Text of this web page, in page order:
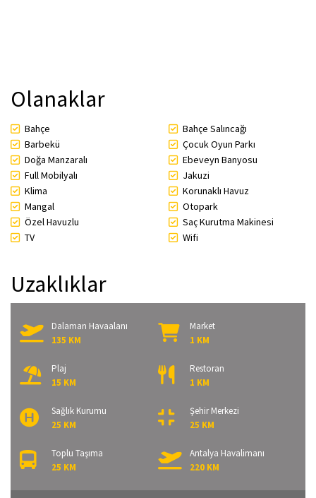
Olanaklar
Bahçe
Bahçe Salıncağı
Barbekü
Çocuk Oyun Parkı
Doğa Manzaralı
Ebeveyn Banyosu
Full Mobilyalı
Jakuzi
Klima
Korunaklı Havuz
Mangal
Otopark
Özel Havuzlu
Saç Kurutma Makinesi
TV
Wifi
Uzaklıklar
Dalaman Havaalanı
135 KM
Market
1 KM
Plaj
15 KM
Restoran
1 KM
Sağlık Kurumu
25 KM
Şehir Merkezi
25 KM
Toplu Taşıma
25 KM
Antalya Havalimanı
220 KM